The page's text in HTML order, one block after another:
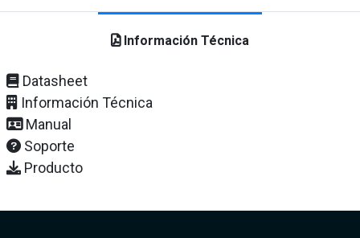
Información Técnica
Datasheet
Información Técnica
Manual
Soporte
Producto